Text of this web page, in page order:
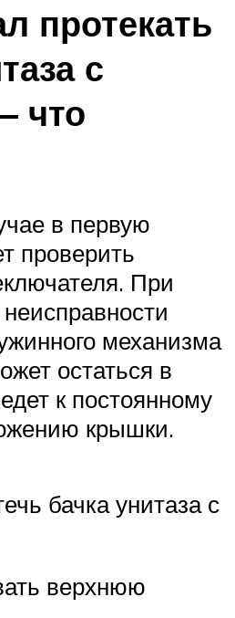
протекать
с
что
в первую
проверить
При
механизма
остаться в
к постоянному
крышки.
бачка унитаза с
верхнюю